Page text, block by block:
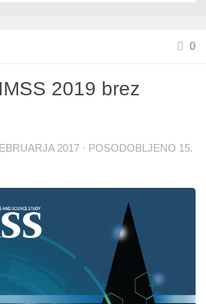
0
2019 brez
2017 · POSODOBLJENO 15.